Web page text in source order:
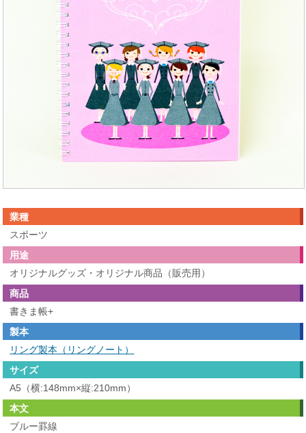
業種
スポーツ
用途
オリジナルグッズ・オリジナル商品（販売用）
商品
書きま帳+
製本
リング製本（リングノート）
サイズ
A5（横:148mm×縦:210mm）
本文
ブルー罫線